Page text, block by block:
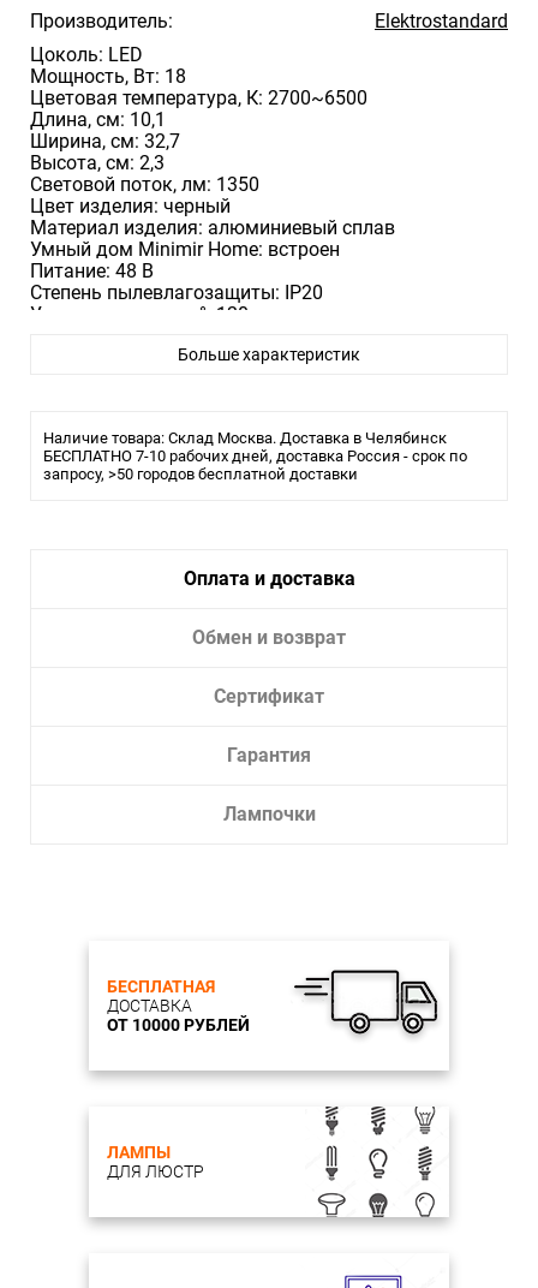
Производитель:
Elektrostandard
Цоколь: LED
Мощность, Вт: 18
Цветовая температура, К: 2700~6500
Длина, cм: 10,1
Ширина, см: 32,7
Высота, см: 2,3
Световой поток, лм: 1350
Цвет изделия: черный
Материал изделия: алюминиевый сплав
Умный дом Minimir Home: встроен
Питание: 48 В
Степень пылевлагозащиты: IP20
Угол рассеивания, °: 120
Больше характеристик
Наличие товара: Склад Москва. Доставка в Челябинск
БЕСПЛАТНО 7-10 рабочих дней, доставка Россия - срок по
запросу, >50 городов бесплатной доставки
Оплата и доставка
Обмен и возврат
Сертификат
Гарантия
Лампочки
БЕСПЛАТНАЯ
ДОСТАВКА
ОТ 10000 РУБЛЕЙ
ЛАМПЫ
ДЛЯ ЛЮСТР